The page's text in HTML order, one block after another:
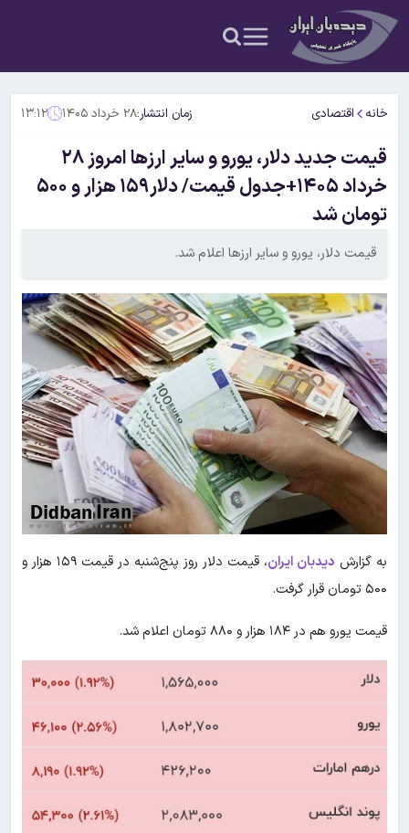
خانه اقتصادی زمان انتشار:۲۸ خرداد ۱۴۰۵ ۱۳:۱۲
قیمت جدید دلار، یورو و سایر ارزها امروز ۲۸
خرداد ۱۴۰۵+جدول قیمت/ دلار۱۵۹ هزار و ۵۰۰
تومان شد
قیمت دلار، یورو و سایر ارزها اعلام شد.
به گزارش دیدبان ایران
، قیمت دلار روز پنج‌شنبه در قیمت ۱۵۹ هزار و
۵۰۰ تومان قرار گرفت.
قیمت یورو هم در ۱۸۴ هزار و ۸۸۰ تومان اعلام شد.